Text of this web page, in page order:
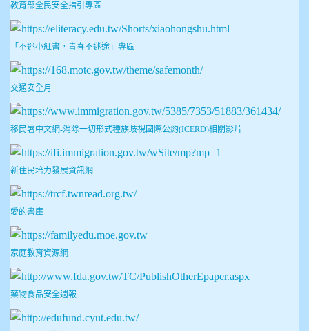
教育部全民安全指引專區
「不迷小紅書，青春不迷途」專區
交通安全月
移民署中文網-消除一切形式種族歧視國際公約(ICERD)相關影片
新住民培力發展資訊網
愛的書庫
家庭教育資源網
藥物食品安全週報